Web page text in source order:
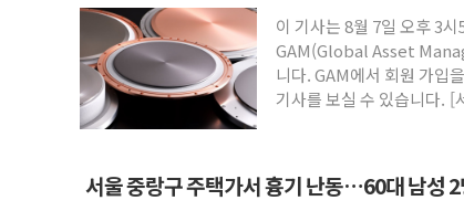
이 기사는 8월 7일 오후 3
GAM(Global Asset
니다. GAM에서 회원 가입
기사를 보실 수 있습니다. [
서울 중랑구 주택가서 흉기 난동…60대 남성 2